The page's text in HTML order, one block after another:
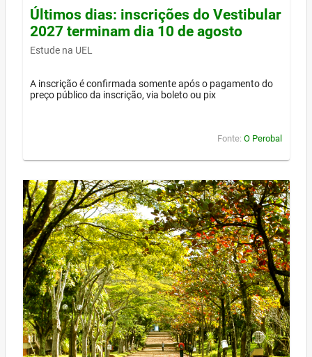
Últimos dias: inscrições do Vestibular
2027 terminam dia 10 de agosto
Estude na UEL
A inscrição é confirmada somente após o pagamento do
preço público da inscrição, via boleto ou pix
Fonte: O Perobal